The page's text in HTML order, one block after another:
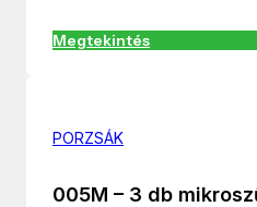
Megtekintés
PORZSÁK
005M – 3 db